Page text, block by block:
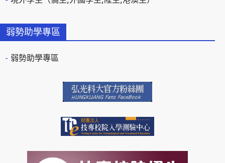
弱勢助學專區
弱勢助學專區